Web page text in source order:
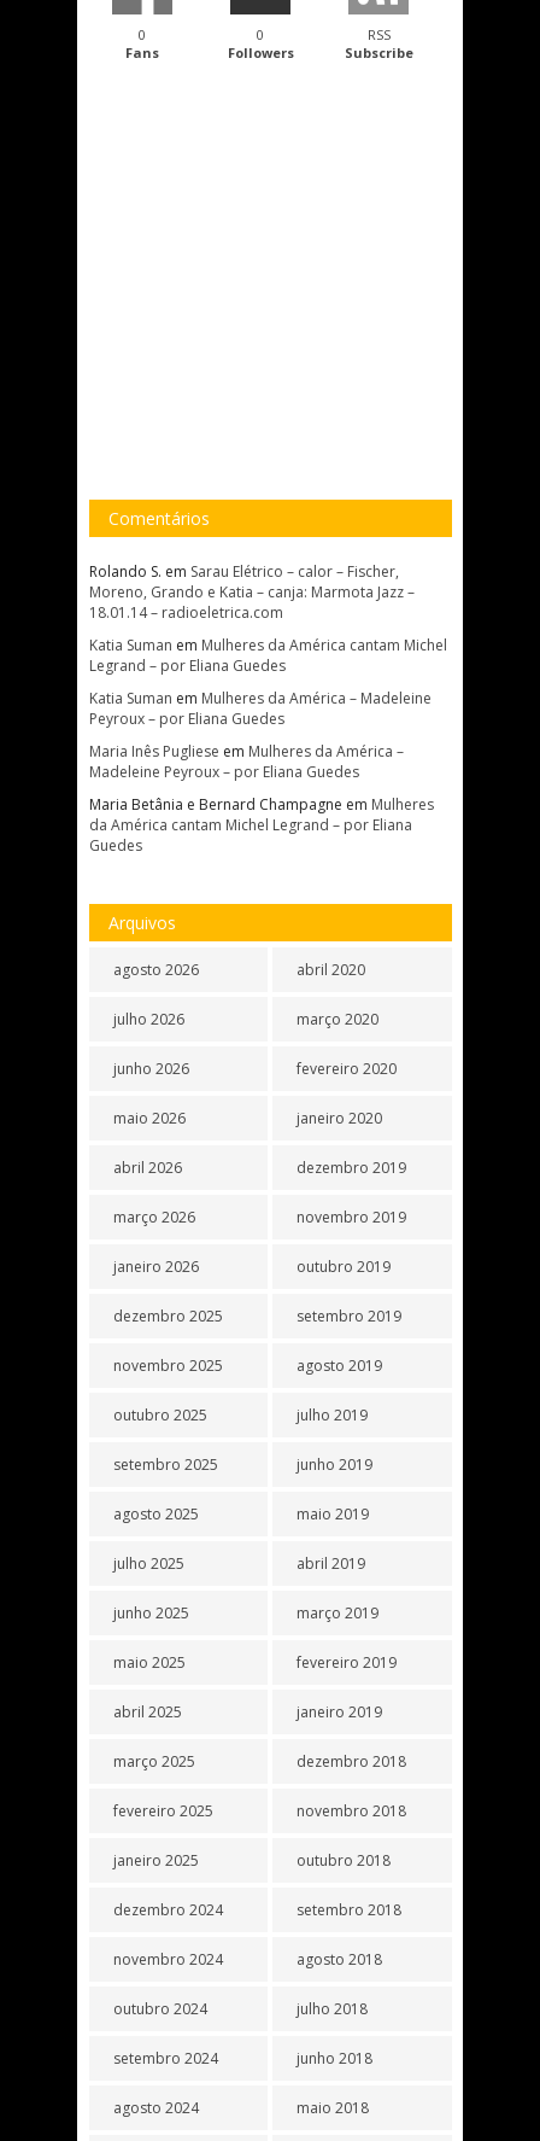
0
Fans
0
Followers
RSS
Subscribe
Comentários
Rolando S. em Sarau Elétrico – calor – Fischer,
Moreno, Grando e Katia – canja: Marmota Jazz –
18.01.14 – radioeletrica.com
Katia Suman em Mulheres da América cantam Michel
Legrand – por Eliana Guedes
Katia Suman em Mulheres da América – Madeleine
Peyroux – por Eliana Guedes
Maria Inês Pugliese em Mulheres da América –
Madeleine Peyroux – por Eliana Guedes
Maria Betânia e Bernard Champagne em Mulheres
da América cantam Michel Legrand – por Eliana
Guedes
Arquivos
agosto 2026
julho 2026
junho 2026
maio 2026
abril 2026
março 2026
janeiro 2026
dezembro 2025
novembro 2025
outubro 2025
setembro 2025
agosto 2025
julho 2025
junho 2025
maio 2025
abril 2025
março 2025
fevereiro 2025
janeiro 2025
dezembro 2024
novembro 2024
outubro 2024
setembro 2024
agosto 2024
abril 2020
março 2020
fevereiro 2020
janeiro 2020
dezembro 2019
novembro 2019
outubro 2019
setembro 2019
agosto 2019
julho 2019
junho 2019
maio 2019
abril 2019
março 2019
fevereiro 2019
janeiro 2019
dezembro 2018
novembro 2018
outubro 2018
setembro 2018
agosto 2018
julho 2018
junho 2018
maio 2018